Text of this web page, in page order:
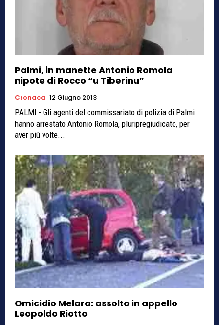
Palmi, in manette Antonio Romola
nipote di Rocco “u Tiberinu”
Cronaca 12 Giugno 2013
PALMI - Gli agenti del commissariato di polizia di Palmi
hanno arrestato Antonio Romola, pluripregiudicato, per
aver più volte...
Omicidio Melara: assolto in appello
Leopoldo Riotto